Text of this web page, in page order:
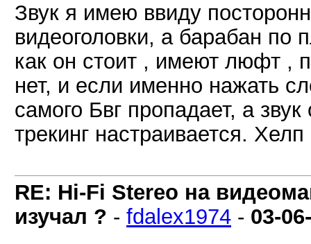
Звук я имею ввиду
видеоголовки, а барабан по
как он стоит , имеют люфт ,
нет, и если именно нажать
самого Бвг пропадает, а
трекинг настраивается. Хелп
RE: Hi-Fi Stereo на
изучал ? - fdalex1974 - 03-